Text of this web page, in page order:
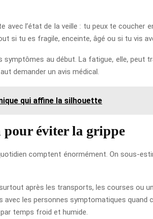
avec l’état de la veille : tu peux te
si tu es fragile, enceinte, âgé ou si tu vis
symptômes au début. La fatigue, elle, peut
demander un avis médical.
qui affine la silhouette
pour éviter la grippe
comptent énormément. On sous-
après les transports, les courses ou
les personnes symptomatiques quand
temps froid et humide.